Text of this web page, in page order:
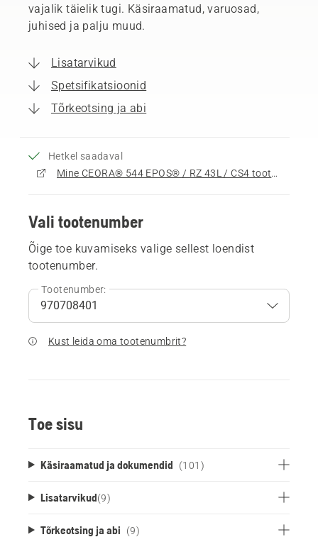
vajalik täielik tugi. Käsiraamatud, varuosad,
juhised ja palju muud.
Lisatarvikud
Spetsifikatsioonid
Tõrkeotsing ja abi
Hetkel saadaval
Mine CEORA® 544 EPOS® / RZ 43L / CS4 tootelehele
Vali tootenumber
Õige toe kuvamiseks valige sellest loendist
tootenumber.
Tootenumber:
Kust leida oma tootenumbrit?
Toe sisu
Käsiraamatud ja dokumendid (101)
Lisatarvikud(9)
Tõrkeotsing ja abi (9)